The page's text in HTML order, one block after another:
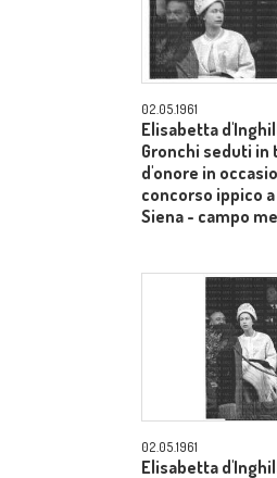
02.05.1961
Elisabetta
Gronchi seduti in
d'onore in
concorso ippico
Siena - campo
02.05.1961
Elisabetta